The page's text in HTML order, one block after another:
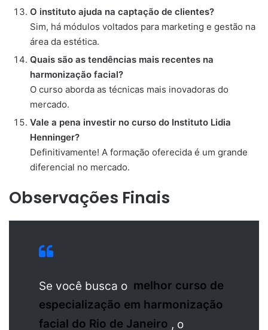
O instituto ajuda na captação de clientes?
Sim, há módulos voltados para marketing e gestão na
área da estética.
Quais são as tendências mais recentes na
harmonização facial?
O curso aborda as técnicas mais inovadoras do
mercado.
Vale a pena investir no curso do Instituto Lidia
Henninger?
Definitivamente! A formação oferecida é um grande
diferencial no mercado.
Observações Finais
Se você busca o melhor curso de
especialização em harmonização
facial do Rio de Janeiro , o